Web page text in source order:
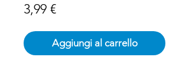
3,99 €Prezzo
Aggiungi al carrello